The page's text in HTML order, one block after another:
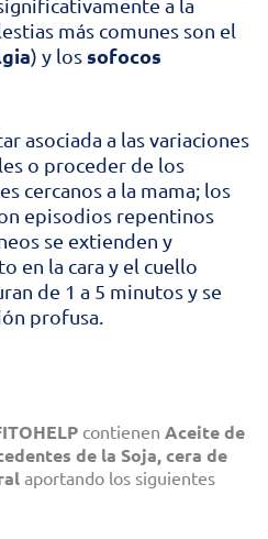
a la
más comunes son el
) y los sofocos
asociada a las variaciones
o proceder de los
cercanos a la mama; los
episodios repentinos
se extienden y
en la cara y el cuello
de 1 a 5 minutos y se
profusa.
contienen Aceite de
de la Soja, cera de
aportando los siguientes